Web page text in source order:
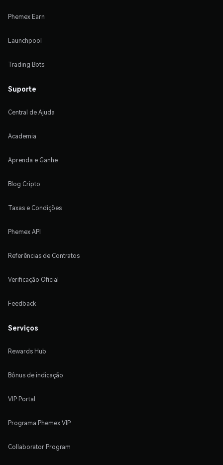
Phemex Earn
Launchpool
Trading Bots
Suporte
Central de Ajuda
Academia
Aprenda e Ganhe
Blog Cripto
Taxas e Condições
Phemex API
Referências de Contratos
Verificação Oficial
Feedback
Serviços
Rewards Hub
Bônus de indicação
VIP Portal
Programa Phemex VIP
Collaborator Program